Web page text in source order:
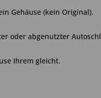
Gehäuse (kein Original).
oder abgenutzter
Ihrem gleicht.